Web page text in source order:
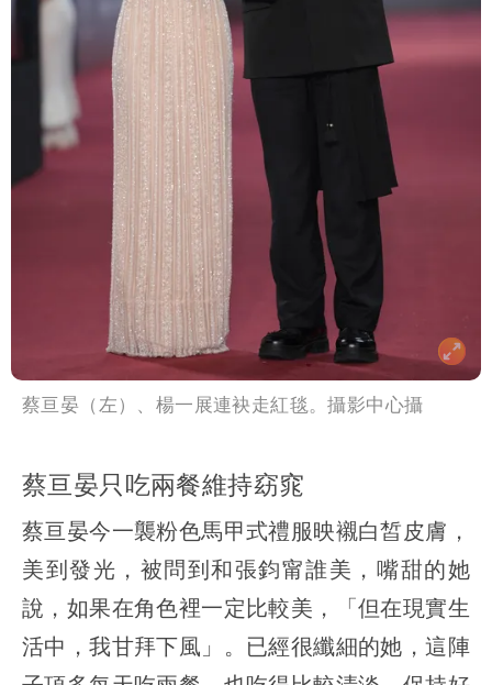
蔡亘晏（左）、楊一展連袂走紅毯。攝影中心攝
蔡亘晏只吃兩餐維持窈窕
蔡亘晏今一襲粉色馬甲式禮服映襯白皙皮膚，
美到發光，被問到和張鈞甯誰美，嘴甜的她
說，如果在角色裡一定比較美，「但在現實生
活中，我甘拜下風」。已經很纖細的她，這陣